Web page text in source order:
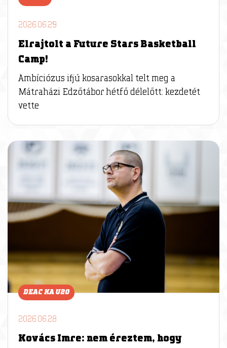
2026.06.29
Elrajtolt a Future Stars Basketball
Camp!
Ambíciózus ifjú kosarasokkal telt meg a
Mátraházi Edzőtábor hétfő délelőtt: kezdetét
vette
DEAC KA U20
2026.06.28
Kovács Imre: nem éreztem, hogy